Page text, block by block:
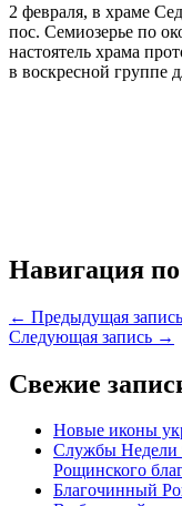
2 февраля, в храме
пос. Семиозерье по
настоятель храма
в воскресной группе
Навигация
← Предыдущая запись
Следующая запись →
Свежие
Новые иконы
Службы Недели
Рощинского
Благочинный